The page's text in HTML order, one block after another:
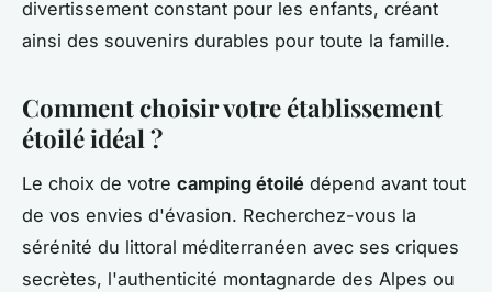
divertissement constant pour les enfants, créant
ainsi des souvenirs durables pour toute la famille.
Comment choisir votre établissement
étoilé idéal ?
Le choix de votre camping étoilé dépend avant tout
de vos envies d'évasion. Recherchez-vous la
sérénité du littoral méditerranéen avec ses criques
secrètes, l'authenticité montagnarde des Alpes ou